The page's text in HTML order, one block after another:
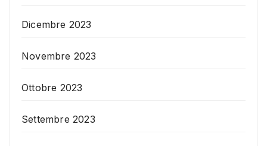
Dicembre 2023
Novembre 2023
Ottobre 2023
Settembre 2023